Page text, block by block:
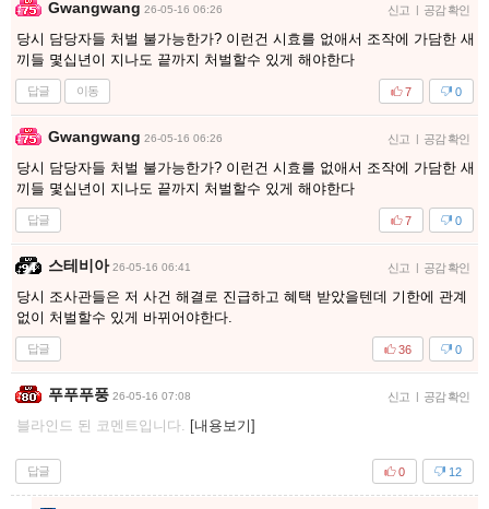
Gwangwang 26-05-16 06:26 신고 | 공감 확인
당시 담당자들 처벌 불가능한가? 이런건 시효를 없애서 조작에 가담한 새
끼들 몇십년이 지나도 끝까지 처벌할수 있게 해야한다
답글 이동 0
7
Gwangwang 26-05-16 06:26 신고 | 공감 확인
당시 담당자들 처벌 불가능한가? 이런건 시효를 없애서 조작에 가담한 새
끼들 몇십년이 지나도 끝까지 처벌할수 있게 해야한다
답글 0
7
스테비아 26-05-16 06:41 신고 | 공감 확인
당시 조사관들은 저 사건 해결로 진급하고 혜택 받았을텐데 기한에 관계
없이 처벌할수 있게 바뀌어야한다.
답글 0
36
푸푸푸풍 26-05-16 07:08 신고 | 공감 확인
블라인드 된 코멘트입니다. [내용보기]
답글 12
0